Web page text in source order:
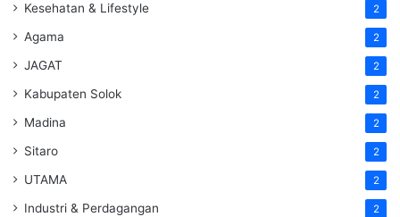
Kesehatan & Lifestyle 2
Agama 2
JAGAT 2
Kabupaten Solok 2
Madina 2
Sitaro 2
UTAMA 2
Industri & Perdagangan 2